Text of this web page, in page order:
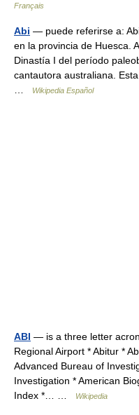
Français
Abi — puede referirse a:
en la provincia de Huesca.
Dinastía I del período
cantautora australiana.
Wikipedia Español
ABI — is a three letter
Regional Airport * Abitur *
Advanced Bureau of
Investigation * American
Index *… …
Wikipedia